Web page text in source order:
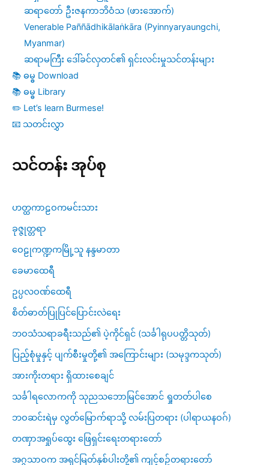
ဆရာတော် ဦးဇနကာဘိဝံသ (ဖားအောက်)
Venerable Paññādhikālaṅkāra (Pyinnyaryaungchi,
Myanmar)
ဆရာမကြီး ဒေါ်ခင်လှတင်၏ ရှင်းလင်းမှုသင်တန်းများ
📚 ဓမ္ဓ Download
📚 ဓမ္ဓ Library
✏️ Let’s learn Burmese!
📧 သတင်းလွှာ
သင်တန်း အုပ်စု
ဟတ္ထကာဠဝကမင်းသား
ခုဇ္ဇုတ္တရာ
ဝေဠုကဏ္ဍကမြို့သူ နန္ဒမာတာ
ခေမာထေရီ
ဥပ္ပလဝဏ်ထေရီ
စိတ်ဓာတ်ပြုပြင်ပြောင်းလဲရေး
ဘဝသံသရာခရီးသည်၏ ပဲ့ကိုင်ရှင် (သင်္ခါရုပပတ္တိသုတ်)
ပြည့်စုံမှုနှင့် ပျက်စီးမှုတို့၏ အကြောင်းများ (သမုဒ္ဒကသုတ်)
အားကိုးတရား ရှိထားစေချင်
သင်္ခါရလောကကို သုညသဘောမြင်အောင် ရှုတတ်ပါစေ
ဘဝဆင်းရဲမှ လွတ်မြောက်ရာသို့ လမ်းပြတရား (ပါရာယနဝဂ်)
တဏှာအရှုပ်ထွေး ဖြေရှင်းရေးတရားတော်
အဂ္ဂသာဝက အရှင်မြတ်နှစ်ပါးတို့၏ ကျင့်စဥ်တရားတော်